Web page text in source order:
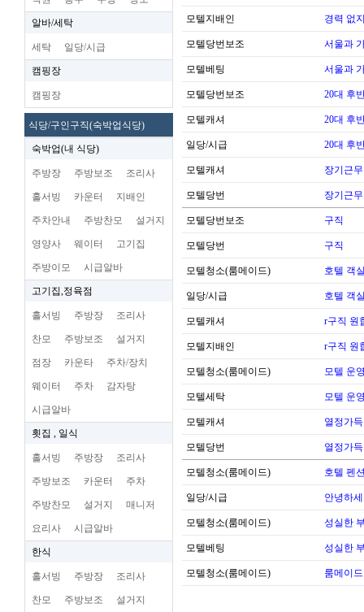
알바/세탁
세탁 일당/시급
캠핑장
캠핑장
식당/구인구직(숙박업식당)
숙박업(내 식당)
주방장 주방보조 조리사
홀서빙 카운터 지배인
주차안내 주방찬모 설거지
영양사 웨이터 고기집
주방이모 시급알바
고기집,정육점
홀서빙 주방장 조리사
찬모 주방보조 설거지
점장 카운타 주차/장치
웨이터 주차 감자탕
시급알바
횟집 , 일식
홀서빙 주방장 조리사
주방보조 카운터 주차
주방찬모 설거지 매니저
요리사 시급알바
한식
홀서빙 주방장 조리사
찬모 주방보조 설거지
모텔지배인 경력 없
모텔당번보조 서울과
모텔베팅 서울과
모텔당번보조 20대 후
모텔캐셔 20대 후
일당/시급 20대 후
모텔캐셔 장기근
모텔당번 장기근
모텔당번보조 구직
모텔당번 구직
모텔청소(룸메이드) 호텔 객
일당/시급 호텔 객
모텔캐셔 r구직 원
모텔지배인 r구직 원
모텔청소(룸메이드) 모텔 운
모텔세탁 모텔 운
모텔캐셔 열정가
모텔당번 열정가
모텔청소(룸메이드) 호텔 펜
일당/시급 안녕하
모텔청소(룸메이드) 성실한
모텔베팅 성실한
모텔청소(룸메이드) 룸메이